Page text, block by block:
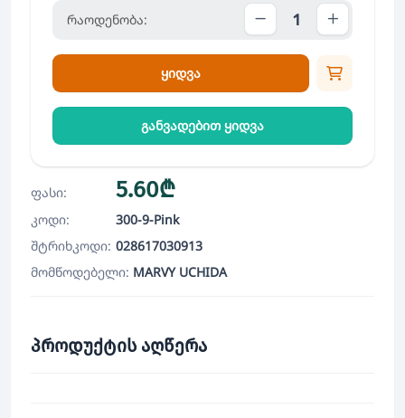
რაოდენობა:
ყიდვა
განვადებით ყიდვა
ფასი: 5.60₾
კოდი:
300-9-Pink
შტრიხკოდი: 028617030913
მომწოდებელი: MARVY UCHIDA
პროდუქტის აღწერა